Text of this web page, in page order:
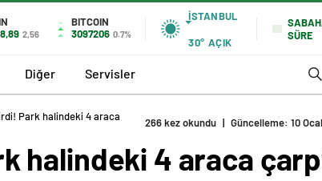
2,56
BITCOIN
3097206 0.7%
İSTANBUL
30° AÇIK
SÜRE
Diğer Servisler
Park halindeki 4 araca
266 kez okundu | Güncelleme: 10
halindeki 4 araca